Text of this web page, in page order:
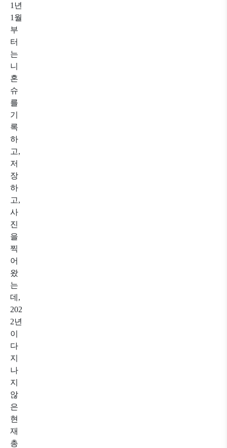
1년
1월
부
터
는
니
혼
슈
를
기
록
하
고,
저
장
하
고,
사
진
을
찍
어
왔
는
데,
202
2년
이
다
지
나
지
않
은
현
재
총